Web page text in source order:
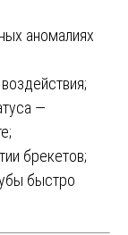
аномалиях
—
брекетов;
быстро